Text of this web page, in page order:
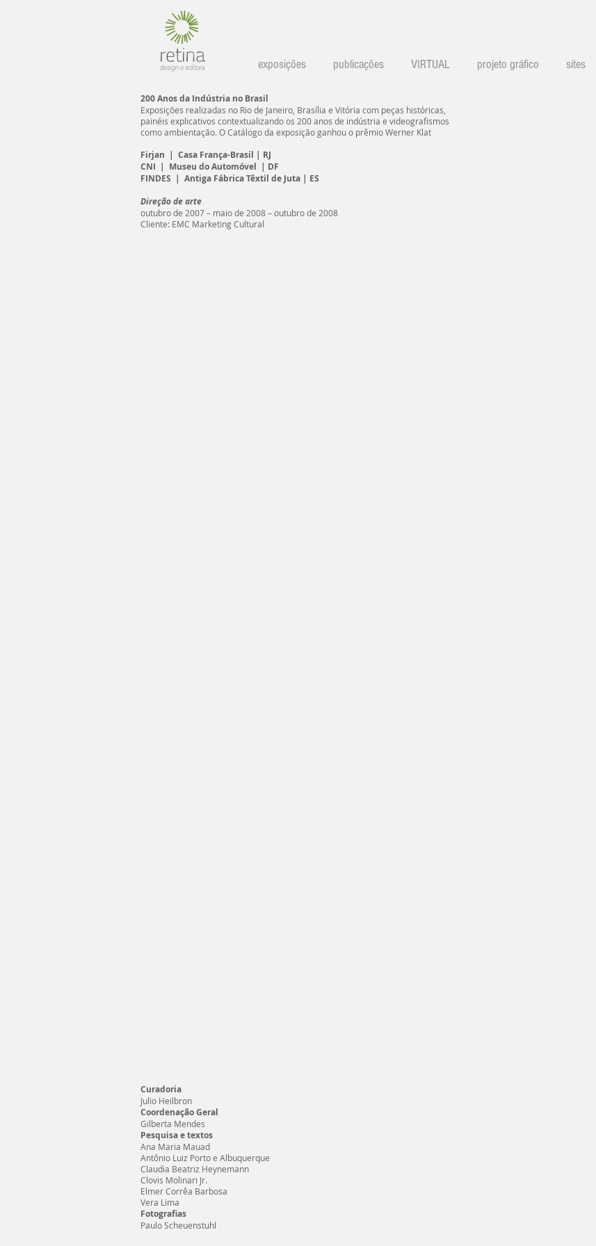
exposições publicações VIRTUAL projeto gráfico sites
200 Anos da Indústria no Brasil
Exposições realizadas no Rio de Janeiro, Brasília e Vitória com peças históricas,
painéis explicativos contextualizando os 200 anos de indústria e videografismos
como ambientação. O Catálogo da exposição ganhou o prêmio Werner Klat
Firjan | Casa França-Brasil | RJ
CNI | Museu do Automóvel | DF
FINDES | Antiga Fábrica Têxtil de Juta | ES
Direção de arte
outubro de 2007 – maio de 2008 – outubro de 2008
Cliente: EMC Marketing Cultural
Curadoria
Julio Heilbron
Coordenação Geral
Gilberta Mendes
Pesquisa e textos
Ana Maria Mauad
Antônio Luiz Porto e Albuquerque
Claudia Beatriz Heynemann
Clovis Molinari Jr.
Elmer Corrêa Barbosa
Vera Lima
Fotografias
Paulo Scheuenstuhl